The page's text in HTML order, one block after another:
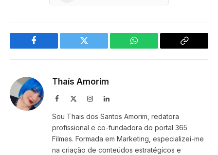
Facebook Twitter WhatsApp
Copy
Thaís Amorim
Facebook InstagramLinkedIn
Sou Thais dos Santos Amorim, redatora
profissional e co-fundadora do portal 365
Filmes. Formada em Marketing, especializei-me
na criação de conteúdos estratégicos e